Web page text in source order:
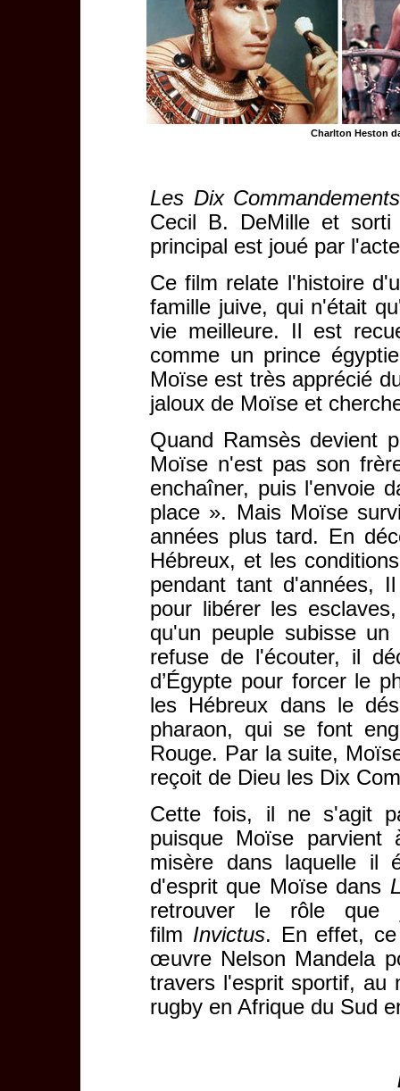
Charlton Heston
Les Dix Commandements
Cecil B. DeMille et
principal est joué par
Ce film relate l'histoire
famille juive, qui n'était
vie meilleure. Il est
comme un prince
Moïse est très apprécié
jaloux de Moïse et
Quand Ramsès devient
Moïse n'est pas son
enchaîner, puis l'envoie
place ». Mais Moïse
années plus tard. En
Hébreux, et les
pendant tant d'années,
pour libérer les
qu'un peuple subisse
refuse de l'écouter, il
d’Égypte pour forcer le
les Hébreux dans le
pharaon, qui se font
Rouge. Par la suite,
reçoit de Dieu les Dix
Cette fois, il ne s'agit
puisque Moïse
misère dans laquelle il
d'esprit que Moïse dans
retrouver le rôle que
film Invictus. En effet,
œuvre Nelson Mandela
travers l'esprit sportif, au
rugby en Afrique du Sud